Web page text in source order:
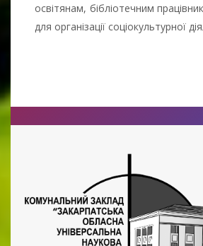
освітянам, бібліотечним
для організації соціокультурної